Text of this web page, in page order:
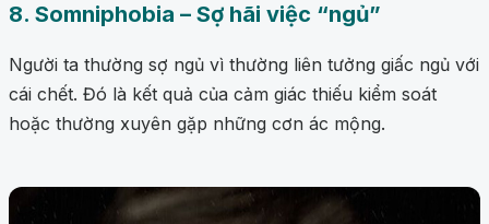
8. Somniphobia – Sợ hãi việc “ngủ”
Người ta thường sợ ngủ vì thường liên tưởng giấc ngủ với
cái chết. Đó là kết quả của cảm giác thiếu kiểm soát
hoặc thường xuyên gặp những cơn ác mộng.